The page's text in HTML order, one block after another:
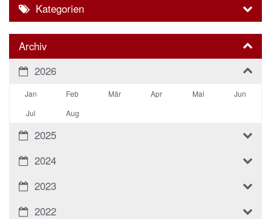
Kategorien
Archiv
2026
Jan Feb Mär Apr Mai
Jun
Jul
Aug
2025
2024
2023
2022